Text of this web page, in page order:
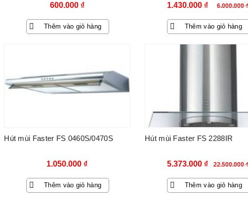
600.000 ₫
Thêm vào giỏ hàng
6.000.000₫
Giá
gốc
là:
1.430.000 ₫
Giá
hiện
tại
Thêm vào giỏ hàng
Hút mùi Faster FS 0460S/0470S
1.050.000 ₫
Thêm vào giỏ hàng
Hút mùi Faster FS 2288IR
22.500.000₫
Giá
gốc
là:
5.373.000 ₫
Giá
hiện
tại
Thêm vào giỏ hàng